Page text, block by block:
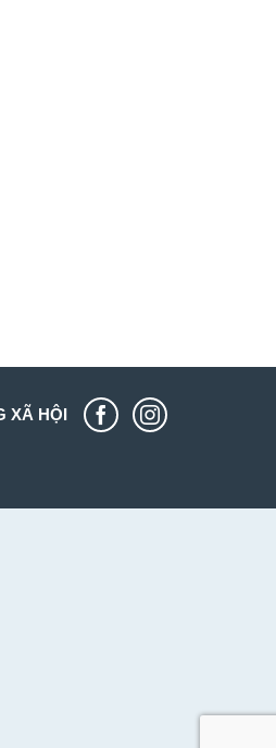
XÃ HỘI